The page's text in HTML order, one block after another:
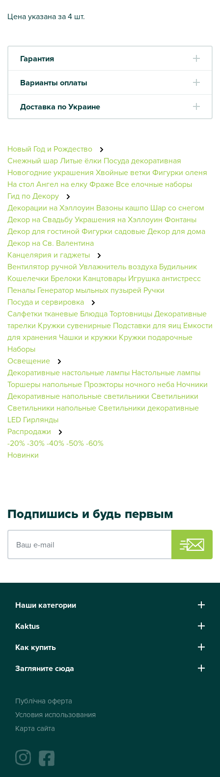
Цена указана за 4 шт.
Гарантия
Варианты оплаты
Доставка по Украине
Новый Год и Рождество
Снежный шарЛитые ёлки Посуда декоративная
Новогодние украшения Хвойные ветки Фигурки оленя
На стол Ангел на елкуФраже Все елочные наборы
Гид по Декору
Декорации на Хэллоуин Вазоны кашпо Шар со снегом
Декор на СвадьбуУкрашения на Хэллоуин Фонтаны
Декор для гостиной Фигурки садовыеДекор для дома
Декор на Св. Валентина
Канцелярия и гаджеты
Вентилятор ручной Увлажнитель воздуха Будильник
Кошелечки Брелоки Канцтовары Игрушка антистресс
Пеналы Генератор мыльных пузырей Ручки
Посуда и сервировка
Салфетки тканевые БлюдцаТортовницыДекоративные
тарелки Кружки сувенирные Подставки для яиц Емкости
для хранения Чашки и кружки Кружки подарочные
Наборы
Освещение
Декоративные настольные лампы Настольные лампы
Торшеры напольные Проэкторы ночного неба Ночники
Декоративные напольные светильники Светильники
Светильники напольныеСветильники декоративные
LED Гирлянды
Распродажи
-20%-30%-40%-50%-60%
Новинки
Подпишись и будь первым
Наши категории
Kaktus
Как купить
Загляните сюда
Публічна оферта
Условия использования
Карта сайта
instagramfacebook